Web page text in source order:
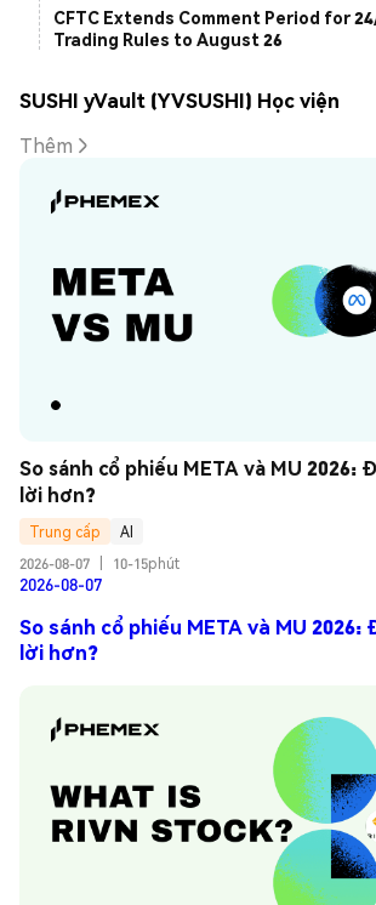
CFTC Extends Comment Period for
Trading Rules to August 26
SUSHI yVault (YVSUSHI) Học viện
Thêm
So sánh cổ phiếu META và MU 2026:
lời hơn?
Trung cấp
AI
2026-08-07
10-15phút
2026-08-07
So sánh cổ phiếu META và MU
lời hơn?